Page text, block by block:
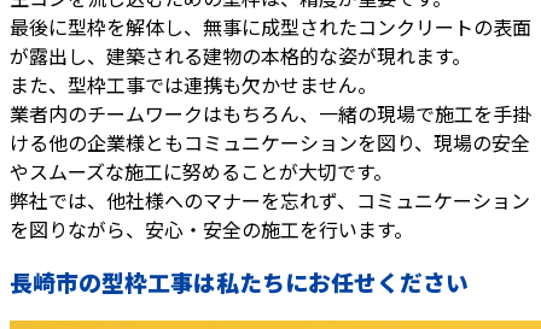
最後に型枠を解体し、無事に成型されたコンクリートの表面
が露出し、建築される建物の本格的な姿が現れます。
また、型枠工事では連携も欠かせません。
業者内のチームワークはもちろん、一緒の現場で施工を手掛
ける他の企業様ともコミュニケーションを図り、現場の安全
やスムーズな施工に努めることが大切です。
弊社では、他社様へのマナーを忘れず、コミュニケーション
を図りながら、安心・安全の施工を行います。
長崎市の型枠工事は私たちにお任せください